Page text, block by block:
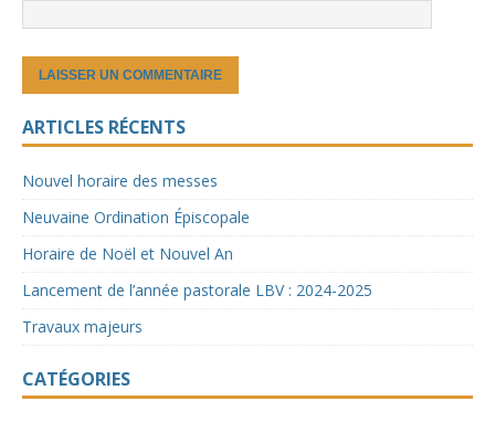
ARTICLES RÉCENTS
Nouvel horaire des messes
Neuvaine Ordination Épiscopale
Horaire de Noël et Nouvel An
Lancement de l’année pastorale LBV : 2024-2025
Travaux majeurs
CATÉGORIES